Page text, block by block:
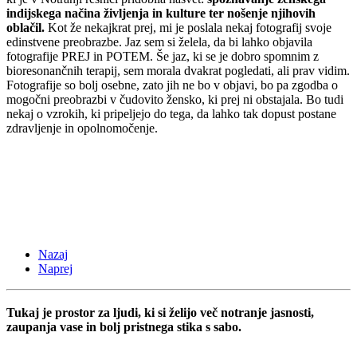
indijskega načina življenja in kulture ter nošenje njihovih
oblačil. Kot že nekajkrat prej, mi je poslala nekaj fotografij svoje
edinstvene preobrazbe. Jaz sem si želela, da bi lahko objavila
fotografije PREJ in POTEM. Še jaz, ki se je dobro spomnim z
bioresonančnih terapij, sem morala dvakrat pogledati, ali prav vidim.
Fotografije so bolj osebne, zato jih ne bo v objavi, bo pa zgodba o
mogočni preobrazbi v čudovito žensko, ki prej ni obstajala. Bo tudi
nekaj o vzrokih, ki pripeljejo do tega, da lahko tak dopust postane
zdravljenje in opolnomočenje.
Nazaj
Naprej
Tukaj je prostor za ljudi, ki si želijo več notranje jasnosti,
zaupanja vase in bolj pristnega stika s sabo.